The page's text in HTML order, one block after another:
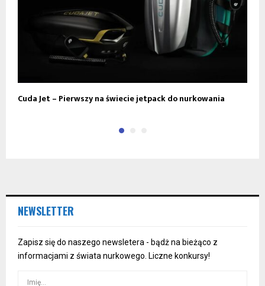
Cuda Jet – Pierwszy na świecie jetpack do nurkowania
NEWSLETTER
Zapisz się do naszego newsletera - bądż na bieżąco z
informacjami z świata nurkowego. Liczne konkursy!